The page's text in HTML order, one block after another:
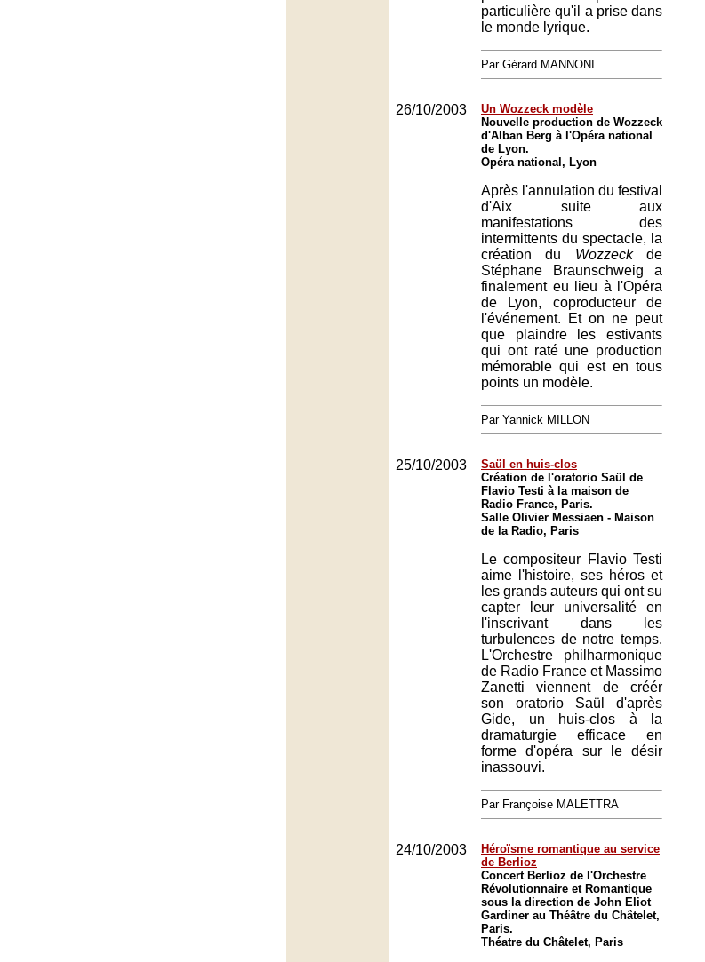
particulière qu'il a prise dans
le monde lyrique.
Par Gérard MANNONI
26/10/2003
Un Wozzeck modèle
Nouvelle production de Wozzeck
d'Alban Berg à l'Opéra national
de Lyon.
Opéra national, Lyon
Après l'annulation du festival
d'Aix suite aux
manifestations des
intermittents du spectacle, la
création du Wozzeckde
Stéphane Braunschweig a
finalement eu lieu à l'Opéra
de Lyon, coproducteur de
l'événement. Et on ne peut
que plaindre les estivants
qui ont raté une production
mémorable qui est en tous
points un modèle.
Par Yannick MILLON
25/10/2003
Saül en huis-clos
Création de l'oratorio Saül de
Flavio Testi à la maison de
Radio France, Paris.
Salle Olivier Messiaen - Maison
de la Radio, Paris
Le compositeur Flavio Testi
aime l'histoire, ses héros et
les grands auteurs qui ont su
capter leur universalité en
l'inscrivant dans les
turbulences de notre temps.
L'Orchestre philharmonique
de Radio France et Massimo
Zanetti viennent de créér
son oratorio Saül d'après
Gide, un huis-clos à la
dramaturgie efficace en
forme d'opéra sur le désir
inassouvi.
Par Françoise MALETTRA
24/10/2003
Héroïsme romantique au service
de Berlioz
Concert Berlioz de l'Orchestre
Révolutionnaire et Romantique
sous la direction de John Eliot
Gardiner au Théâtre du Châtelet,
Paris.
Théatre du Châtelet, Paris